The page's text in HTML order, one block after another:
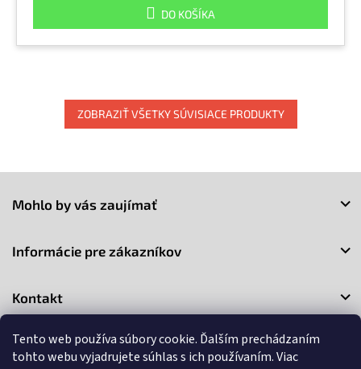
Tento web používa súbory cookie. Ďalším prechádzaním
tohto webu vyjadrujete súhlas s ich používaním. Viac
DO KOŠÍKA
ZOBRAZIŤ VŠETKY SÚVISIACE PRODUKTY
Mohlo by vás zaujímať
Informácie pre zákazníkov
Kontakt